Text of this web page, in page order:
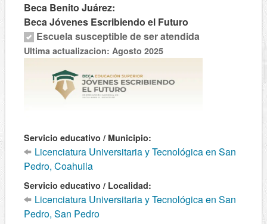
Beca Benito Juárez:
Beca Jóvenes Escribiendo el Futuro
Escuela susceptible de ser atendida
Ultima actualizacion: Agosto 2025
Servicio educativo / Municipio:
Licenciatura Universitaria y Tecnológica en San
Pedro, Coahuila
Servicio educativo / Localidad:
Licenciatura Universitaria y Tecnológica en San
Pedro, San Pedro